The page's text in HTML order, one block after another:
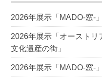
2026年展示「MADO-窓-
2026年展示「オースト
文化遺産の街」
2026年展示「MADO-窓-」